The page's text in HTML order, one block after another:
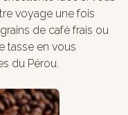
voyage une fois
de café frais ou
tasse en vous
du Pérou.